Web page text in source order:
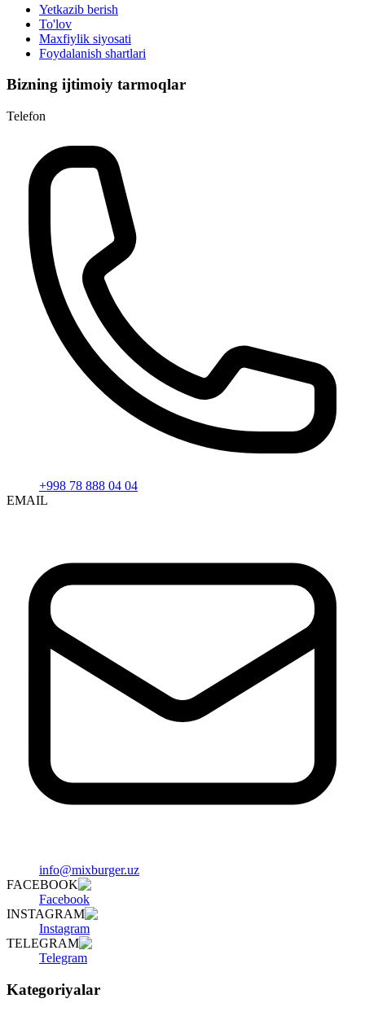
Yetkazib berish
To'lov
Maxfiylik siyosati
Foydalanish shartlari
Bizning ijtimoiy tarmoqlar
Telefon
+998 78 888 04 04
EMAIL
info@mixburger.uz
FACEBOOK
Facebook
INSTAGRAM
Instagram
TELEGRAM
Telegram
Kategoriyalar